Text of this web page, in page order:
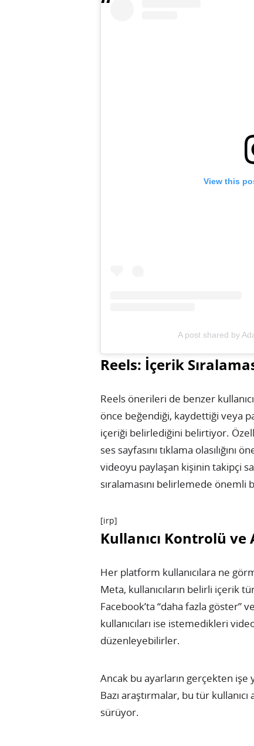
View this
A post shared by
Reels: İçerik
Reels önerileri de benzer
önce beğendiği, kaydettiği veya
içeriği belirlediğini belirtiyor.
ses sayfasını tıklama
videoyu paylaşan kişinin takipçi
sıralamasını belirlemede önemli
[irp]
Kullanıcı Kontrolü ve
Her platform kullanıcılara ne
Meta, kullanıcıların belirli içerik
Facebook’ta “daha fazla göster”
kullanıcıları ise istemedikleri
düzenleyebilirler.
Ancak bu ayarların gerçekten işe
Bazı araştırmalar, bu tür
sürüyor.